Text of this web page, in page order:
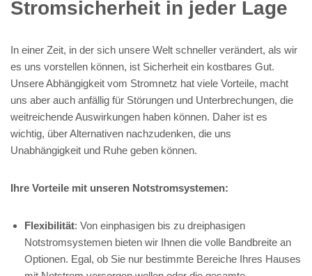
Stromsicherheit in jeder Lage
In einer Zeit, in der sich unsere Welt schneller verändert, als wir
es uns vorstellen können, ist Sicherheit ein kostbares Gut.
Unsere Abhängigkeit vom Stromnetz hat viele Vorteile, macht
uns aber auch anfällig für Störungen und Unterbrechungen, die
weitreichende Auswirkungen haben können. Daher ist es
wichtig, über Alternativen nachzudenken, die uns
Unabhängigkeit und Ruhe geben können.
Ihre Vorteile mit unseren Notstromsystemen:
Flexibilität: Von einphasigen bis zu dreiphasigen
Notstromsystemen bieten wir Ihnen die volle Bandbreite an
Optionen. Egal, ob Sie nur bestimmte Bereiche Ihres Hauses